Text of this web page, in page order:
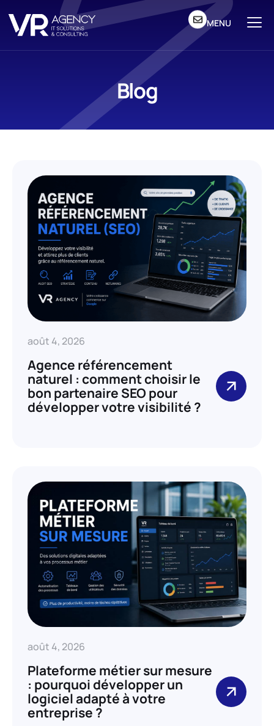
MENU
Blog
août 4, 2026
Agence référencement
naturel : comment choisir le
bon partenaire SEO pour
développer votre visibilité ?
août 4, 2026
Plateforme métier sur mesure
: pourquoi développer un
logiciel adapté à votre
entreprise ?